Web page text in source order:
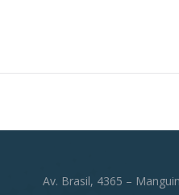
Av. Brasil, 4365 –